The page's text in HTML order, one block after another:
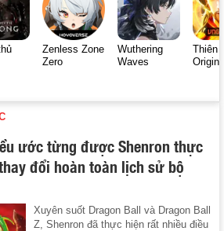
Zenless Zone
Zero
Wuthering
Waves
Thiên
Origin
ước từng được Shenron thực
đổi hoàn toàn lịch sử bộ
Xuyên suốt Dragon Ball và Dragon Ball
Z, Shenron đã thực hiện rất nhiều điều